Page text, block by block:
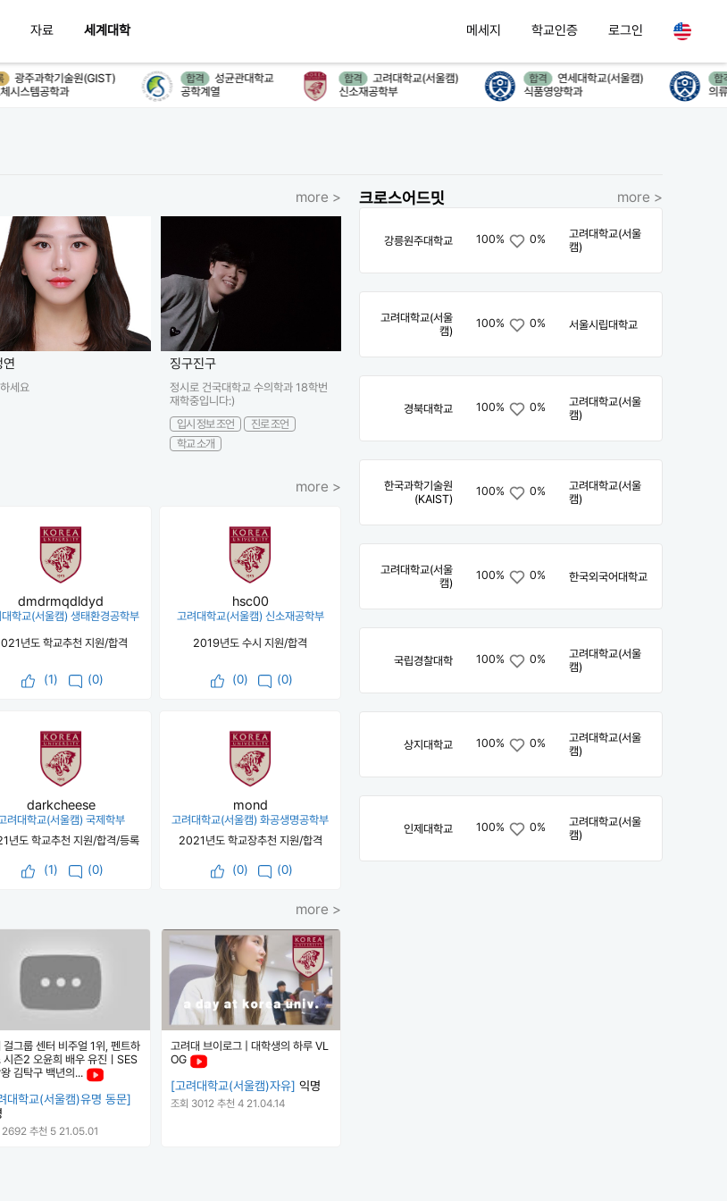
자료 세계대학 메세지 학교인증 로그인
광주과학기술원(GIST)
스템공학과
합격
성균관대학교
공학계열
합격
고려대학교(서울캠)
신소재공학부
합격
연세대학교(서울캠)
식품영양학과
합격
의류
more >
연
세요
징구진구
정시로 건국대학교 수의학과 18학번
재학중입니다:)
입시 정보 조언
진로 조언
학교 소개
more >
dmdrmqdldyd
학교(서울캠) 생태환경공학부
년도 학교추천 지원/합격
(1) (0)
hsc00
고려대학교(서울캠) 신소재공학부
2019년도 수시 지원/합격
(0) (0)
darkcheese
려대학교(서울캠) 국제학부
년도 학교추천 지원/합격/등록
(1) (0)
mond
고려대학교(서울캠) 화공생명공학부
2021년도 학교장추천 지원/합격
(0) (0)
more >
걸그룹 센터 비주얼 1위, 펜트하
시즌2 오윤희 배우 유진ㅣSES
김탁구 백년의...
대학교(서울캠)유명 동문]
2692 추천 5 21.05.01
고려대 브이로그 | 대학생의 하루 VL
OG
[고려대학교(서울캠)자유] 익명
조회 3012 추천 4 21.04.14
크로스어드밋 more >
강릉원주대학교 100% 0%
고려대학교(서울
캠)
고려대학교(서울
캠)
100% 0% 서울시립대학교
경북대학교 100% 0%
고려대학교(서울
캠)
한국과학기술원
(KAIST)
100% 0%
고려대학교(서울
캠)
고려대학교(서울
캠)
100% 0% 한국외국어대학교
국립경찰대학 100% 0%
고려대학교(서울
캠)
상지대학교 100% 0%
고려대학교(서울
캠)
인제대학교 100% 0%
고려대학교(서울
캠)